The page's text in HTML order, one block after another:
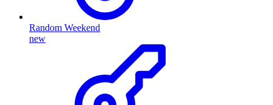
Random Weekend
new